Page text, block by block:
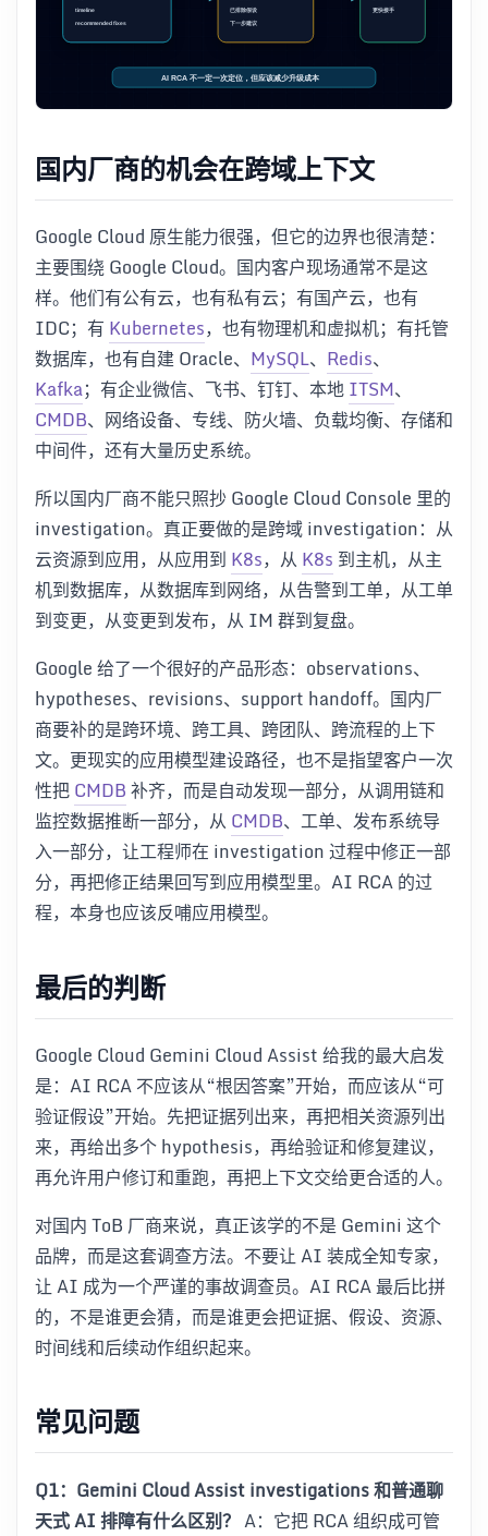
国内厂商的机会在跨域上下文
Google Cloud 原生能力很强，但它的边界也很清楚：
主要围绕 Google Cloud。国内客户现场通常不是这
样。他们有公有云，也有私有云；有国产云，也有
IDC；有 Kubernetes，也有物理机和虚拟机；有托管
数据库，也有自建 Oracle、 MySQL、 Redis、
Kafka；有企业微信、飞书、钉钉、本地ITSM、
CMDB、网络设备、专线、防火墙、负载均衡、存储和
中间件，还有大量历史系统。
所以国内厂商不能只照抄 Google Cloud Console 里的
investigation。真正要做的是跨域 investigation：从
云资源到应用，从应用到 K8s，从 K8s 到主机，从主
机到数据库，从数据库到网络，从告警到工单，从工单
到变更，从变更到发布，从 IM 群到复盘。
Google 给了一个很好的产品形态：observations、
hypotheses、revisions、support handoff。国内厂
商要补的是跨环境、跨工具、跨团队、跨流程的上下
文。更现实的应用模型建设路径，也不是指望客户一次
性把CMDB补齐，而是自动发现一部分，从调用链和
监控数据推断一部分，从 CMDB、工单、发布系统导
入一部分，让工程师在 investigation 过程中修正一部
分，再把修正结果回写到应用模型里。AI RCA 的过
程，本身也应该反哺应用模型。
最后的判断
Google Cloud Gemini Cloud Assist 给我的最大启发
是：AI RCA 不应该从“根因答案”开始，而应该从“可
验证假设”开始。先把证据列出来，再把相关资源列出
来，再给出多个 hypothesis，再给验证和修复建议，
再允许用户修订和重跑，再把上下文交给更合适的人。
对国内 ToB 厂商来说，真正该学的不是 Gemini 这个
品牌，而是这套调查方法。不要让 AI 装成全知专家，
让 AI 成为一个严谨的事故调查员。AI RCA 最后比拼
的，不是谁更会猜，而是谁更会把证据、假设、资源、
时间线和后续动作组织起来。
常见问题
Q1：Gemini Cloud Assist investigations 和普通聊
天式 AI 排障有什么区别？ A：它把 RCA 组织成可管